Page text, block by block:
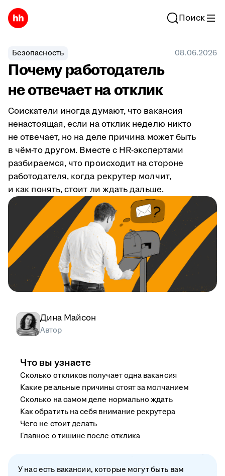
Поиск
Безопасность 08.06.2026
Почему работодатель
не отвечает на отклик
Соискатели иногда думают, что вакансия
ненастоящая, если на отклик неделю никто
не отвечает, но на деле причина может быть
в чём-то другом. Вместе с HR-экспертами
разбираемся, что происходит на стороне
работодателя, когда рекрутер молчит,
и как понять, стоит ли ждать дальше.
Дина Майсон
Автор
Что вы узнаете
Сколько откликов получает одна вакансия
Какие реальные причины стоят за молчанием
Сколько на самом деле нормально ждать
Как обратить на себя внимание рекрутера
Чего не стоит делать
Главное о тишине после отклика
У нас есть вакансии, которые могут быть вам